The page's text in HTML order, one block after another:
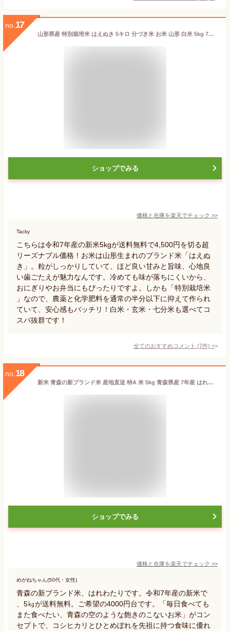
no. 17
山形県産 特別栽培米 はえぬき 5キロ 分づき米 お米 山形 白米 5kg 7分づき 山形産 米 玄米・精米・七分米 令和7年産
ショップでみる
価格と在庫を楽天でチェック >>
Tacky
こちらは令和7年産の新米5kgが送料無料で4,500円を切る超
リーズナブル価格！お米は山形生まれのブランド米「はえぬ
き」。粒がしっかりしていて、ほど良い甘みと旨味、心地良
い歯ごたえが魅力なんです。冷めても味が落ちにくいから、
おにぎりやお弁当にもぴったりですよ。しかも「特別栽培米
」なので、農薬と化学肥料を通常の半分以下に抑えて作られ
ていて、安心感もバッチリ！白米・玄米・七分米も選べてコ
スパ抜群です！
全てのおすすめコメント (7件) >
no. 18
新米 青森の新ブランド米 産地直送 特A 米 5kg 青森県産 7年産 はれわたり 白米5kg【米5キロ】3338
ショップでみる
価格と在庫を楽天でチェック >>
めがねちゃん(50代・女性)
青森の新ブランド米、はれわたりです。令和7年産の新米で
、5㎏が送料無料。ご希望の4000円台です。「毎日食べても
また食べたい、青森の空のような飽きのこないお米」がコン
セプトで、コシヒカリとひとめぼれを先祖に持つ食味に優れ